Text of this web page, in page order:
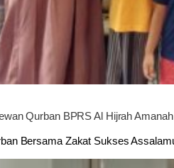
Qurban BPRS Al Hijrah
Bersama Zakat Sukses